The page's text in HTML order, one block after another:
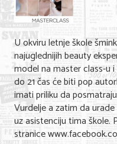
U okviru letnje škole
najuglednijih beauty
model na master class-u
do 21 čas će biti pop
imati priliku da
Vurdelje a zatim da
uz asistenciju tima škole.
stranice